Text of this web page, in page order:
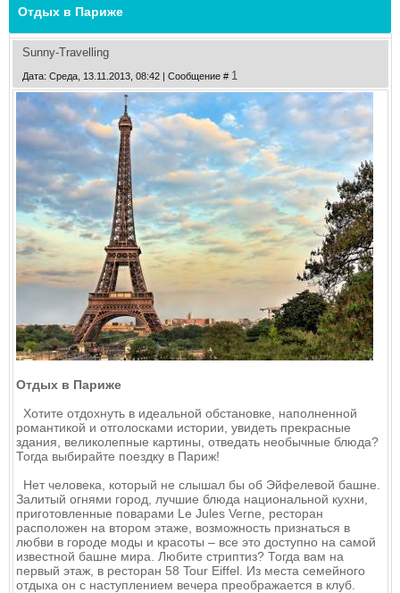
Отдых в Париже
Sunny-Travelling
Дата: Среда, 13.11.2013, 08:42 | Сообщение # 1
Отдых в Париже
Хотите отдохнуть в идеальной обстановке, наполненной
романтикой и отголосками истории, увидеть прекрасные
здания, великолепные картины, отведать необычные блюда?
Тогда выбирайте поездку в Париж!
Нет человека, который не слышал бы об Эйфелевой башне.
Залитый огнями город, лучшие блюда национальной кухни,
приготовленные поварами Le Jules Verne, ресторан
расположен на втором этаже, возможность признаться в
любви в городе моды и красоты – все это доступно на самой
известной башне мира. Любите стриптиз? Тогда вам на
первый этаж, в ресторан 58 Tour Eiffel. Из места семейного
отдыха он с наступлением вечера преображается в клуб.